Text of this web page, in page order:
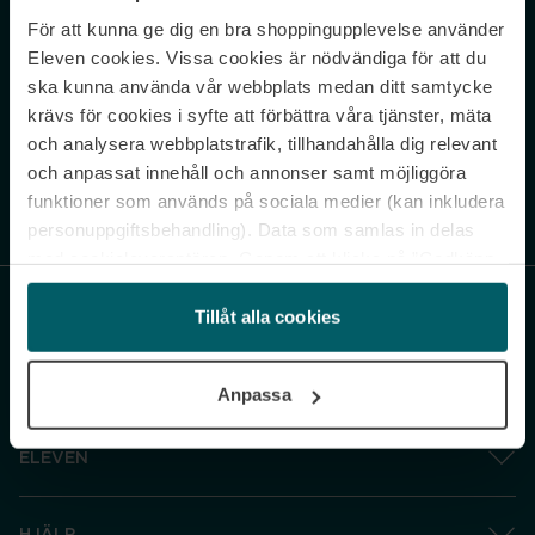
För att kunna ge dig en bra shoppingupplevelse använder
Eleven cookies. Vissa cookies är nödvändiga för att du
ska kunna använda vår webbplats medan ditt samtycke
krävs för cookies i syfte att förbättra våra tjänster, mäta
och analysera webbplatstrafik, tillhandahålla dig relevant
och anpassat innehåll och annonser samt möjliggöra
funktioner som används på sociala medier (kan inkludera
personuppgiftsbehandling). Data som samlas in delas
och gå vidare” accepterar du samtliga cookies medan du
under ”Inställningar” kan anpassa användningen av
cookies. Du kan återkalla ditt samtycke när som helst.
Tillåt alla cookies
Anpassa
Never miss a beat.
Sign up to our newsletter.
Genom att prenumerera accepterar du vår Integritetspolicy. Avprenumerera
ELEVEN